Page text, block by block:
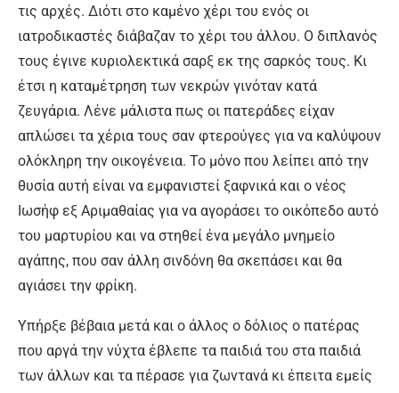
τις αρχές. Διότι στο καμένο χέρι του ενός οι
ιατροδικαστές διάβαζαν το χέρι του άλλου. Ο διπλανός
τους έγινε κυριολεκτικά σαρξ εκ της σαρκός τους. Κι
έτσι η καταμέτρηση των νεκρών γινόταν κατά
ζευγάρια. Λένε μάλιστα πως οι πατεράδες είχαν
απλώσει τα χέρια τους σαν φτερούγες για να καλύψουν
ολόκληρη την οικογένεια. Το μόνο που λείπει από την
θυσία αυτή είναι να εμφανιστεί ξαφνικά και ο νέος
Ιωσήφ εξ Αριμαθαίας για να αγοράσει το οικόπεδο αυτό
του μαρτυρίου και να στηθεί ένα μεγάλο μνημείο
αγάπης, που σαν άλλη σινδόνη θα σκεπάσει και θα
αγιάσει την φρίκη.
Υπήρξε βέβαια μετά και ο άλλος ο δόλιος ο πατέρας
που αργά την νύχτα έβλεπε τα παιδιά του στα παιδιά
των άλλων και τα πέρασε για ζωντανά κι έπειτα εμείς